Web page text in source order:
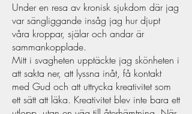
Under en resa av kronisk sjukdom där jag
var sängliggande insåg jag hur djupt
våra kroppar, själar och andar är
sammankopplade.
Mitt i svagheten upptäckte jag skönheten i
att sakta ner, att lyssna inåt, få kontakt
med Gud och att uttrycka kreativitet som
ett sätt att läka. Kreativitet blev inte bara ett